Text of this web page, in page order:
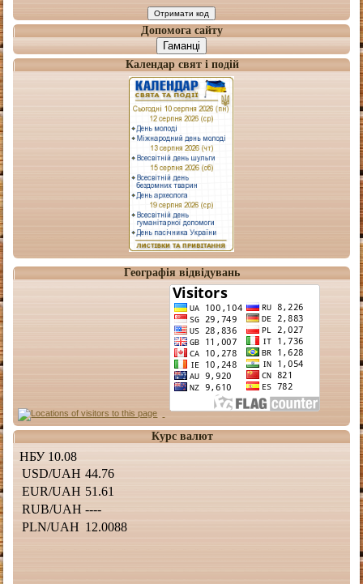
Допомога сайту
Гаманці
Календар свят і подій
Географія відвідувань
Курс валют